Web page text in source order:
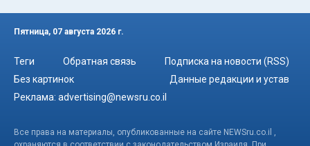
Пятница, 07 августа 2026 г.
Теги Обратная связь
Подписка на новости (RSS)
Без картинок
Данные редакции и устав
Реклама: advertising@newsru.co.il
Все права на материалы, опубликованные на сайте NEWSru.co.il ,